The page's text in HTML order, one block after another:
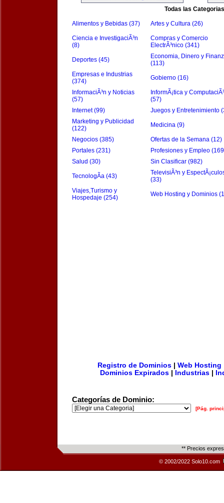
Todas las Categorias
Alimentos y Bebidas (37) Artes y Cultura (26)
Ciencia e InvestigaciÃ³n
(8)
Compras y Comercio
ElectrÃ³nico (341)
Deportes (45)
Economia, Dinero y
(113)
Empresas e Industrias
(374)
Gobierno (16)
InformaciÃ³n y Noticias
(57)
InformÃ¡tica y
(57)
Internet (99)
Juegos y Entretenimiento
Marketing y Publicidad
(122)
Medicina (9)
Negocios (385)
Ofertas de la Semana (12)
Portales (231)
Profesiones y Empleo
Salud (30)
Sin Clasificar (982)
TecnologÃ­a (43)
TelevisiÃ³n y
(33)
Viajes,Turismo y
Hospedaje (254)
Web Hosting y Dominios
Registro de Dominios| Web Hosting
Dominios Expirados
Industrias
Categorías de Dominio:
[Pág.
** Precios
© 2002/2022 Solo10.com